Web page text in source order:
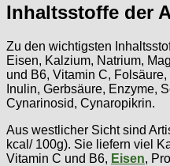
Inhaltsstoffe der
Zu den wichtigsten
Eisen, Kalzium, Natrium,
und B6, Vitamin C,
Inulin, Gerbsäure, Enzyme,
Cynarinosid, Cynaropikrin.
Aus westlicher Sicht sind
kcal/ 100g). Sie liefern viel
Vitamin C und B6, Eisen,